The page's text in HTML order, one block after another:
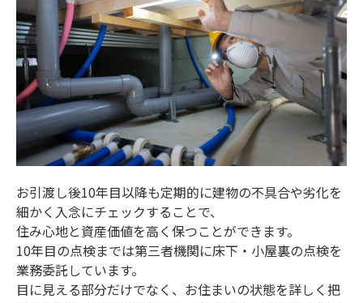
お引渡し後10年目以降も定期的に建物の不具合や劣化を
細かく入念にチェックすることで、
住み心地と資産価値を高く保つことができます。
10年目の点検までは第三者機関に床下・小屋裏の点検を
業務委託しています。
目に見える部分だけでなく、お住まいの状態を詳しく把